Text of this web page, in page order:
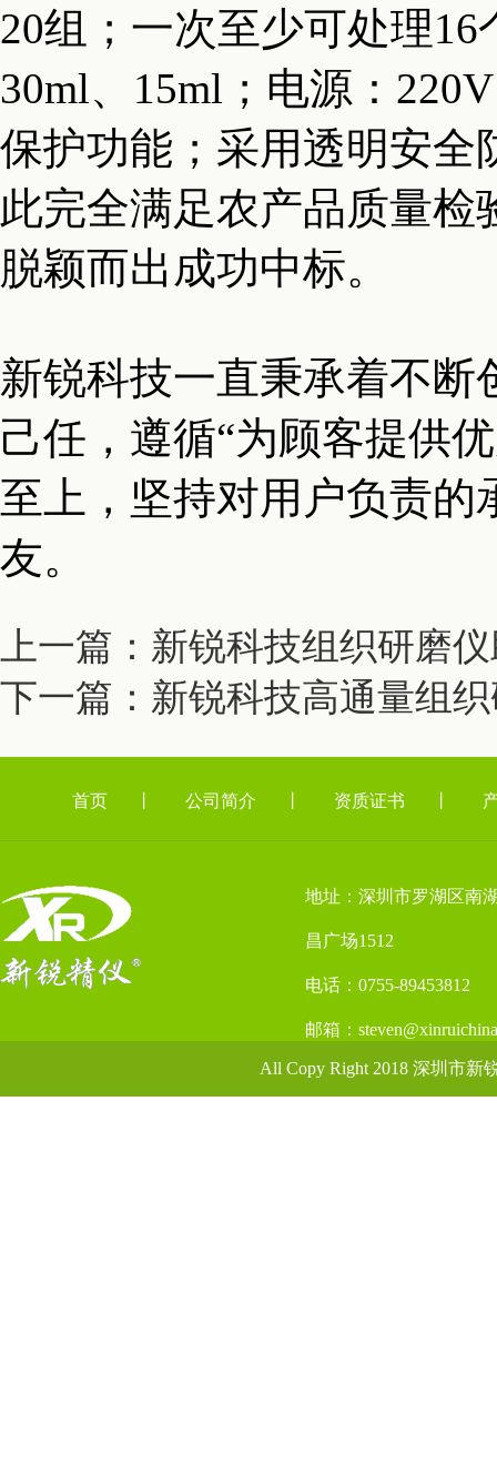
20组；一次至少可处理
30ml、15ml；电源：
保护功能；采用透明安全
此完全满足农产品质量
脱颖而出成功中标。
新锐科技一直秉承着不
己任，遵循“为顾客提供
至上，坚持对用户负责的
友。
上一篇：新锐科技组织研磨
下一篇：新锐科技高通量组
首页 公司简介 资质证书
地址：深圳市罗湖区南
昌广场1512
电话：0755-89453812
邮箱：
All Copy Right 2018 深圳市